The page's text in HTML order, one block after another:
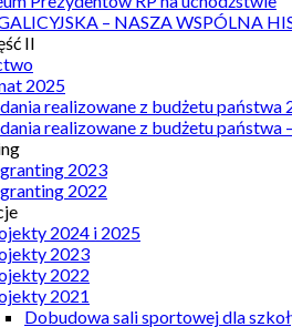
– NASZA WSPÓLNA
II
2025
realizowane z budżetu państwa
realizowane z budżetu państwa
2023
2022
2024 i 2025
2023
2022
2021
Dobudowa sali sportowej dla